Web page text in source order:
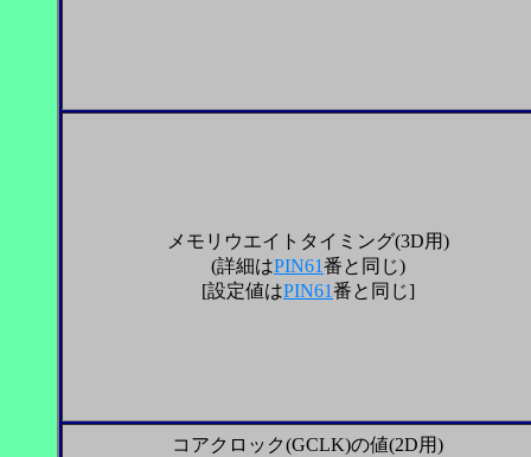
メモリウエイトタイミング(3D用)
(詳細はPIN61番と同じ)
[設定値はPIN61番と同じ]
コアクロック(GCLK)の値(2D用)